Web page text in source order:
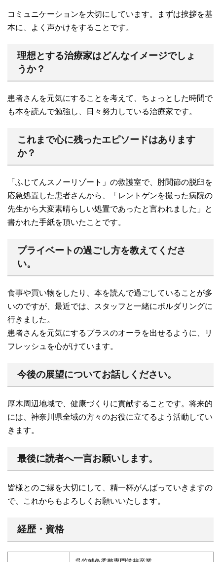
コミュニケーションを大切にしています。まずは挨拶を基
本に、よく声かけをすることです。
理想とする治療家はどんなイメージでしょ
うか？
患者さんを元気にすることを考えて、ちょっとした時間で
も本を読んで勉強し、日々努力している治療家です。
これまで心に残ったエピソードはあります
か？
「ふじてんスノーリゾート」の救護室で、肘関節の脱臼を
応急処置した患者さんから、「レントゲンを撮った病院の
先生から大変素晴らしい処置であったと言われました」と
書かれた手紙を頂いたことです。
プライベートの過ごし方を教えてくださ
い。
食事や買い物をしたり、本を読んで過ごしていることが多
いのですが、最近では、スタッフと一緒にボルダリングに
行きました。
患者さんを元気にするプラスのオーラを出せるように、リ
フレッシュを心がけています。
今後の展望についてお話しください。
厚木周辺地域で、健康づくりに貢献することです。将来的
には、神奈川県全域の方々のお役に立てるよう活動してい
きます。
最後に読者へ一言お願いします。
皆様とのご縁を大切にして、精一杯がんばっていきますの
で、これからもよろしくお願いいたします。
経歴・資格